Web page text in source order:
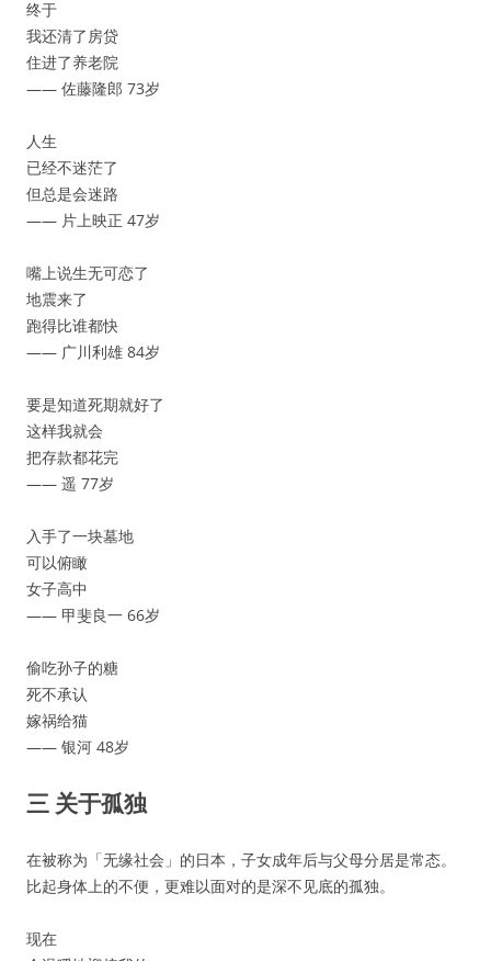
终于
我还清了房贷
住进了养老院
—— 佐藤隆郎 73岁
人生
已经不迷茫了
但总是会迷路
—— 片上映正 47岁
嘴上说生无可恋了
地震来了
跑得比谁都快
—— 广川利雄 84岁
要是知道死期就好了
这样我就会
把存款都花完
—— 遥 77岁
入手了一块墓地
可以俯瞰
女子高中
—— 甲斐良一 66岁
偷吃孙子的糖
死不承认
嫁祸给猫
—— 银河 48岁
三 关于孤独
在被称为「无缘社会」的日本，子女成年后与父母分居是常态。
比起身体上的不便，更难以面对的是深不见底的孤独。
现在